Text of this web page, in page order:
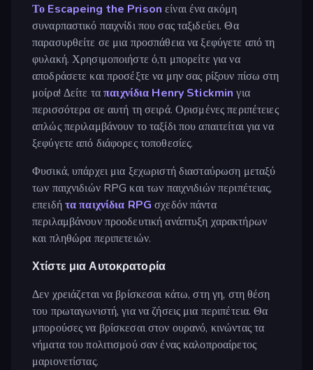
Το Escapeing the Prison είναι ένα ακόμη
συναρπαστικό παιχνίδι που σας ταξιδεύει. Θα
παρασυρθείτε σε μια προσπάθεια να ξεφύγετε από τη
φυλακή. Χρησιμοποιήστε ό,τι μπορείτε για να
αποδράσετε και προσέξτε να μην σας ρίξουν πίσω στη
μοίρα! Δείτε ταπαιχνίδια Henry Stickmin για
περισσότερα σε αυτή τη σειρά. Ορισμένες περιπέτειες
απλώς περιλαμβάνουν το ταξίδι που απαιτείται για να
ξεφύγετε από διάφορες τοποθεσίες.
Φυσικά, υπάρχει μια ξεχωριστή διασταύρωση μεταξύ
των παιχνιδιών RPG και των παιχνιδιών περιπέτειας,
επειδήτα παιχνίδια RPG σχεδόν πάντα
περιλαμβάνουν προοδευτική ανάπτυξη χαρακτήρων
και πληθώρα περιπετειών.
Χτίστε μια Αυτοκρατορία
Δεν χρειάζεται να βρίσκεσαι κάτω, στη γη, στη θέση
του πρωταγωνιστή, για να ζήσεις μια περιπέτεια. Θα
μπορούσες να βρίσκεσαι στον ουρανό, κινώντας τα
νήματα του πολιτισμού σαν ένας καλοπροαίρετος
μαριονετίστας.